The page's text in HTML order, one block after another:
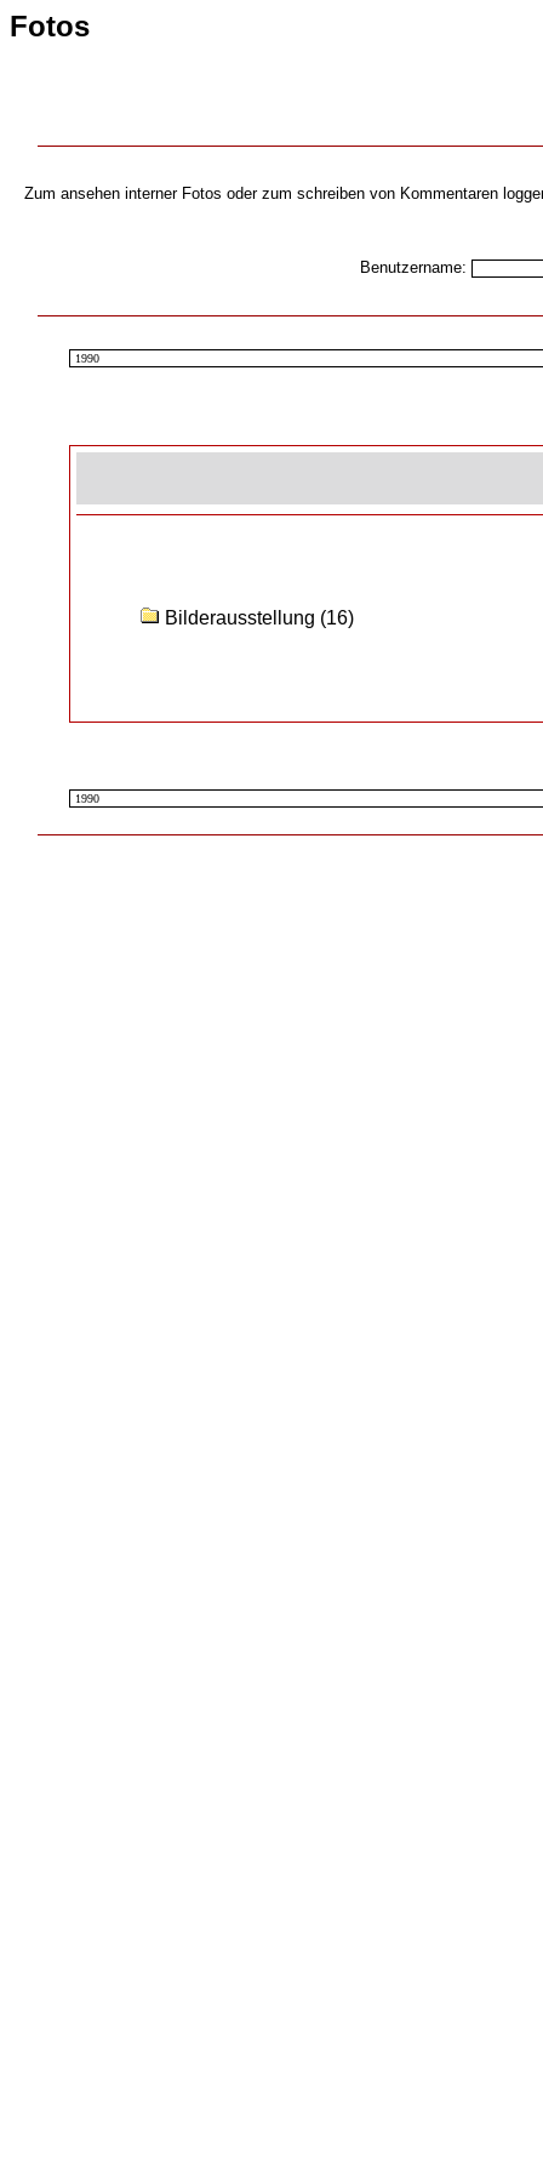
Fotos
Zum ansehen interner Fotos oder zum schreiben von Kommentaren
Benutzername:
Bilderausstellung (16)